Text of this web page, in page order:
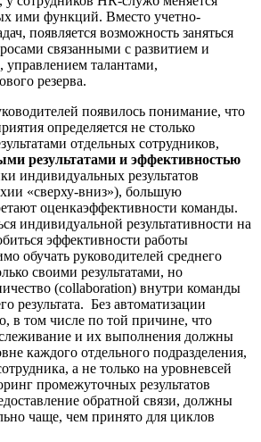
ими функций. Вместо учетно-
появляется возможность заняться
связанными с развитием и
управлением талантами,
резерва.
появилось понимание, что
определяется не столько
отдельных сотрудников,
результатами и эффективностью
индивидуальных результатов
«сверху-вниз»), большую
оценкаэффективности команды.
индивидуальной результативности на
эффективности работы
обучать руководителей среднего
своими результатами, но
(collaboration) внутри команды
результата. Без автоматизации
в том числе по той причине, что
и их выполнения должны
каждого отдельного подразделения,
а не только на уровневсей
промежуточных результатов
обратной связи, должны
чаще, чем принято для циклов